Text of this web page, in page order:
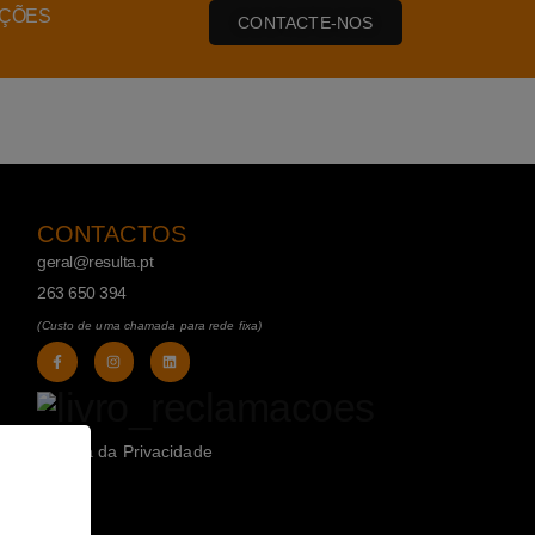
CONTACTE-NOS
CONTACTOS
geral@resulta.pt
263 650 394
(Custo de uma chamada para rede fixa)
Política da Privacidade